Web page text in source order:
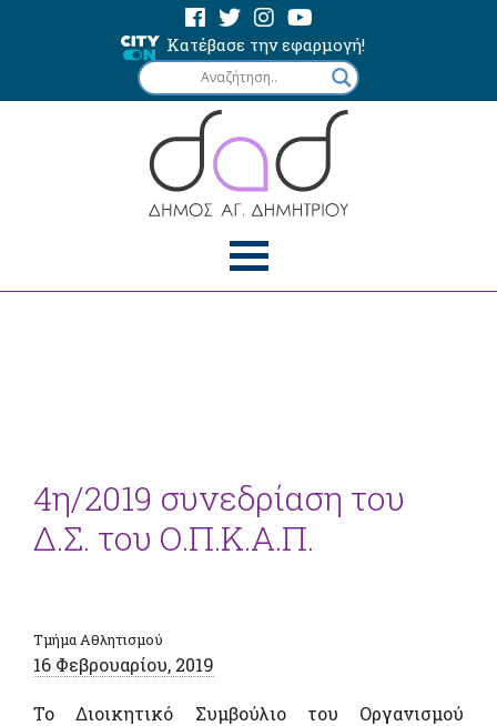
Κατέβασε την εφαρμογή!
4η/2019 συνεδρίαση του
Δ.Σ. του Ο.Π.Κ.Α.Π.
Τμήμα Αθλητισμού
16 Φεβρουαρίου, 2019
Το Διοικητικό Συμβούλιο του Οργανισμού